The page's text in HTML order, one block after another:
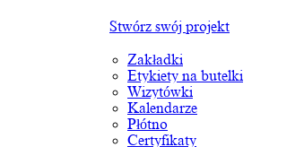
Stwórz swój projekt
Zakładki
Etykiety na butelki
Wizytówki
Kalendarze
Płótno
Certyfikaty